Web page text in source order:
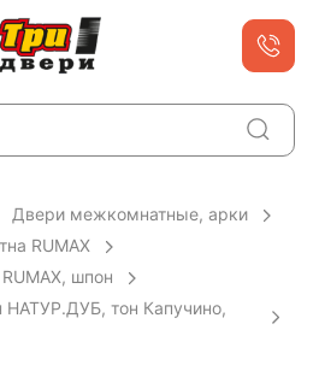
Двери межкомнатные, арки
RUMAX
шпон
тон Капучино,